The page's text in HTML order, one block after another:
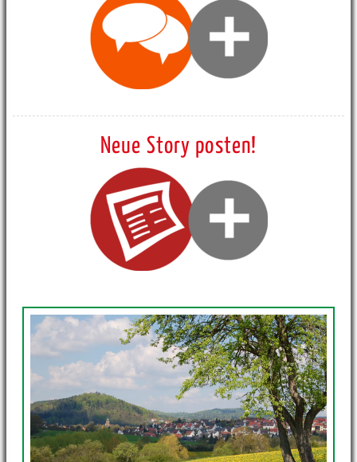
Neue Story posten!